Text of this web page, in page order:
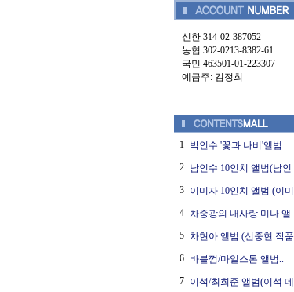
신한 314-02-387052
농협 302-0213-8382-61
국민 463501-01-223307
예금주: 김정희
1 박인수 '꽃과 나비'앨범..
2 남인수 10인치 앨범(남인
3 이미자 10인치 앨범 (이미
4 차중광의 내사랑 미나 앨
5 차현아 앨범 (신중현 작품
6 바블껌/마일스톤 앨범..
7 이석/최희준 앨범(이석 데